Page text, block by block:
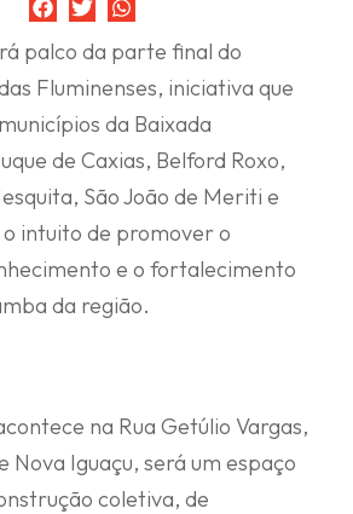
palco da parte final do
Fluminenses, iniciativa que
da Baixada
de Caxias, Belford Roxo,
São João de Meriti e
intuito de promover o
e o fortalecimento
da região.
na Rua Getúlio Vargas,
Nova Iguaçu, será um espaço
coletiva, de